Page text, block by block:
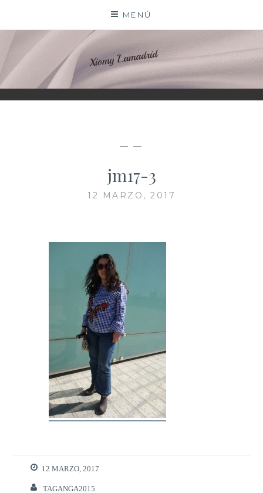
contenido
MENÚ
XIOMY LAMADRID
— —
jm17-3
12 MARZO, 2017
12 MARZO, 2017
TAGANGA2015